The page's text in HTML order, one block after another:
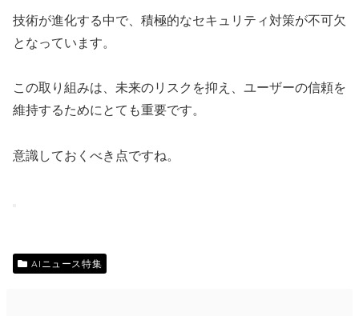
技術が進化する中で、積極的なセキュリティ対策が不可欠
となっています。
この取り組みは、未来のリスクを抑え、ユーザーの信頼を
維持するためにとても重要です。
意識しておくべき点ですね。
AIニュース特集